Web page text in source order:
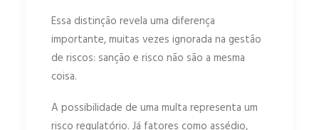
Essa distinção revela uma diferença
importante, muitas vezes ignorada na gestão
de riscos: sanção e risco não são a mesma
coisa.
A possibilidade de uma multa representa um